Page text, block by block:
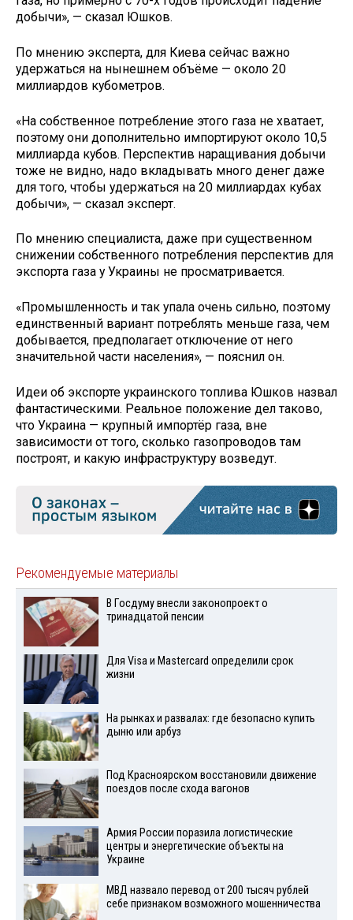
добычи», — сказал Юшков.
По мнению эксперта, для Киева сейчас важно
удержаться на нынешнем объёме — около 20
миллиардов кубометров.
«На собственное потребление этого газа не хватает,
поэтому они дополнительно импортируют около 10,5
миллиарда кубов. Перспектив наращивания добычи
тоже не видно, надо вкладывать много денег даже
для того, чтобы удержаться на 20 миллиардах кубах
добычи», — сказал эксперт.
По мнению специалиста, даже при существенном
снижении собственного потребления перспектив для
экспорта газа у Украины не просматривается.
«Промышленность и так упала очень сильно, поэтому
единственный вариант потреблять меньше газа, чем
добывается, предполагает отключение от него
значительной части населения», — пояснил он.
Идеи об экспорте украинского топлива Юшков назвал
фантастическими. Реальное положение дел таково,
что Украина — крупный импортёр газа, вне
зависимости от того, сколько газопроводов там
построят, и какую инфраструктуру возведут.
Рекомендуемые материалы
В Госдуму внесли законопроект о
тринадцатой пенсии
Для Visа и Mastercard определили срок
жизни
На рынках и развалах: где безопасно купить
дыню или арбуз
Под Красноярском восстановили движение
поездов после схода вагонов
Армия России поразила логистические
центры и энергетические объекты на
Украине
МВД назвало перевод от 200 тысяч рублей
себе признаком возможного мошенничества